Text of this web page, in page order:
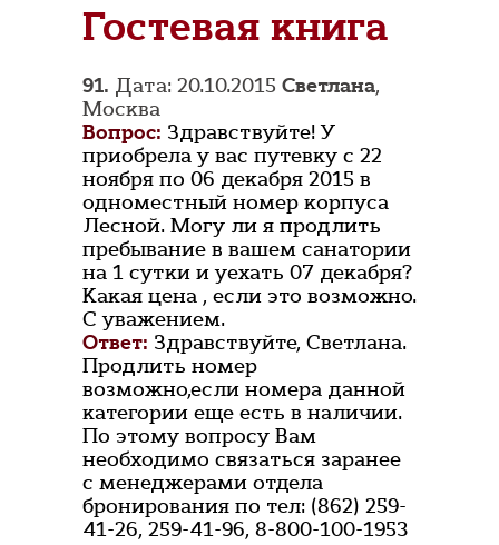
Гостевая книга
91. Дата: 20.10.2015 Светлана,
Москва
Вопрос: Здравствуйте! У
приобрела у вас путевку с 22
ноября по 06 декабря 2015 в
одноместный номер корпуса
Лесной. Могу ли я продлить
пребывание в вашем санатории
на 1 сутки и уехать 07 декабря?
Какая цена , если это возможно.
С уважением.
Ответ: Здравствуйте, Светлана.
Продлить номер
возможно,если номера данной
категории еще есть в наличии.
По этому вопросу Вам
необходимо связаться заранее
с менеджерами отдела
бронирования по тел: (862) 259-
41-26, 259-41-96, 8-800-100-1953